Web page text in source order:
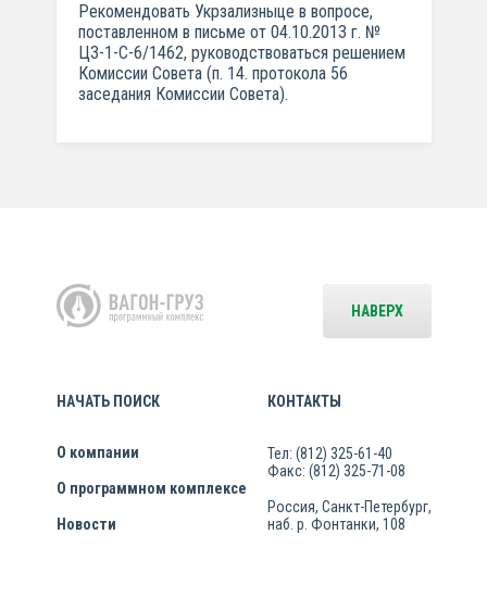
Рекомендовать Укрзализныце в вопросе,
поставленном в письме от 04.10.2013 г. №
ЦЗ-1-С-6/1462, руководствоваться решением
Комиссии Совета (п. 14. протокола 56
заседания Комиссии Совета).
НАЧАТЬ ПОИСК
О компании
О программном комплексе
Новости
КОНТАКТЫ
Тел: (812) 325-61-40
Факс: (812) 325-71-08
Россия, Санкт-Петербург,
наб. р. Фонтанки, 108
НАВЕРХ